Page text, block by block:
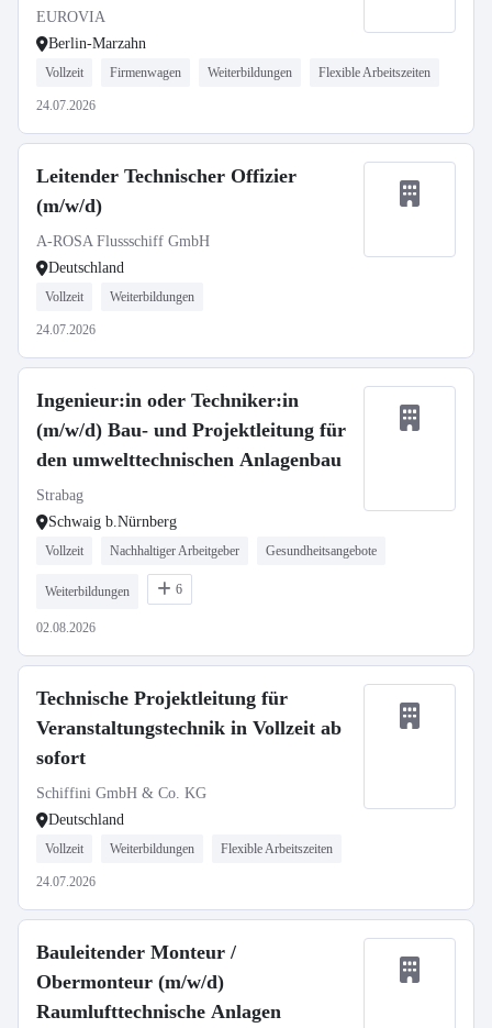
EUROVIA
Berlin-Marzahn
Vollzeit Firmenwagen Weiterbildungen Flexible Arbeitszeiten
24.07.2026
Leitender Technischer Offizier
(m/w/d)
A-ROSA Flussschiff GmbH
Deutschland
Vollzeit Weiterbildungen
24.07.2026
Ingenieur:in oder Techniker:in
(m/w/d) Bau- und Projektleitung für
den umwelttechnischen Anlagenbau
Strabag
Schwaig b.Nürnberg
Vollzeit Nachhaltiger Arbeitgeber Gesundheitsangebote
Weiterbildungen 6
02.08.2026
Technische Projektleitung für
Veranstaltungstechnik in Vollzeit ab
sofort
Schiffini GmbH & Co. KG
Deutschland
Vollzeit Weiterbildungen Flexible Arbeitszeiten
24.07.2026
Bauleitender Monteur /
Obermonteur (m/w/d)
Raumlufttechnische Anlagen